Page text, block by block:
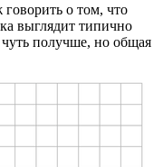
о том, что
выглядит типично
чуть получше, но общая